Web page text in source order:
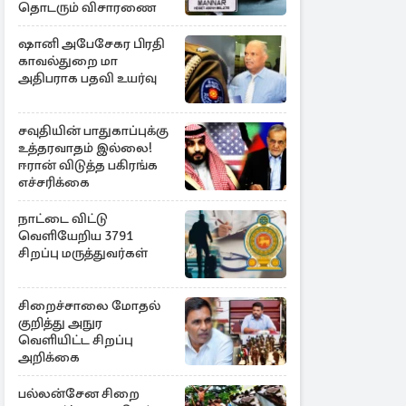
தொடரும் விசாரணை
ஷானி அபேசேகர பிரதி
காவல்துறை மா
அதிபராக பதவி உயர்வு
சவுதியின் பாதுகாப்புக்கு
உத்தரவாதம் இல்லை!
ஈரான் விடுத்த பகிரங்க
எச்சரிக்கை
நாட்டை விட்டு
வெளியேறிய 3791
சிறப்பு மருத்துவர்கள்
சிறைச்சாலை மோதல்
குறித்து அநுர
வெளியிட்ட சிறப்பு
அறிக்கை
பல்லன்சேன சிறை